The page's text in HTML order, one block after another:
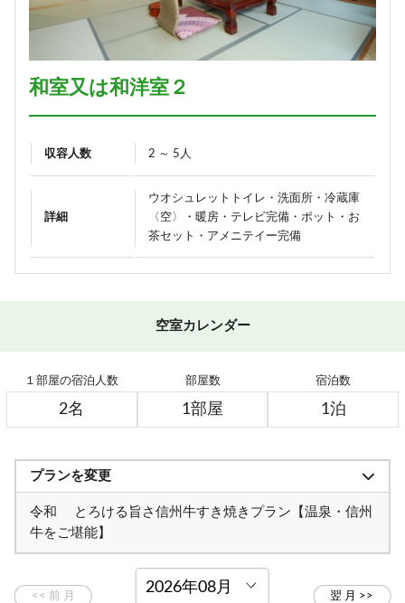
和室又は和洋室２
収容人数 2 ～ 5人
詳細
ウオシュレットトイレ・洗面所・冷蔵庫
〈空〉・暖房・テレビ完備・ポット・お
茶セット・アメニテイー完備
空室カレンダー
１部屋の宿泊人数 部屋数 宿泊数
プランを変更
令和 とろける旨さ信州牛すき焼きプラン【温泉・信州
牛をご堪能】